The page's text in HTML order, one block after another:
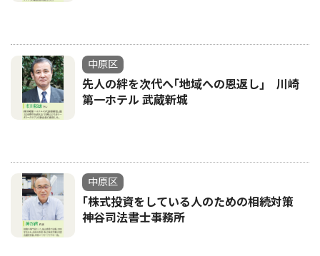
中原区
先人の絆を次代へ｢地域への恩返し｣ 川崎
第一ホテル 武蔵新城
中原区
｢株式投資をしている人のための相続対策
神谷司法書士事務所